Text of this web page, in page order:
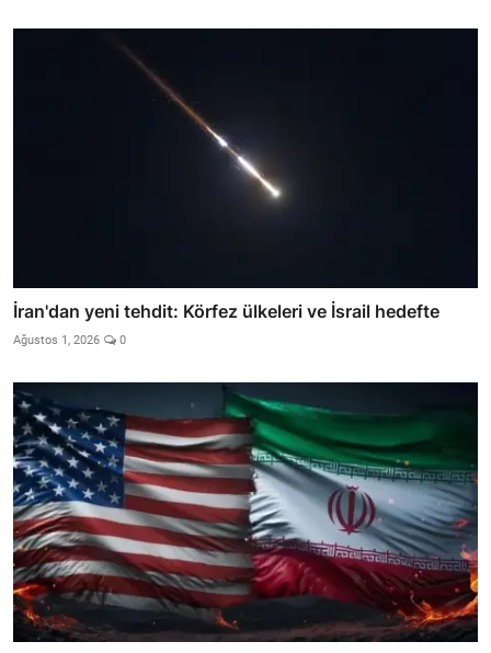
İran'dan yeni tehdit: Körfez ülkeleri ve İsrail hedefte
Ağustos 1, 2026 0